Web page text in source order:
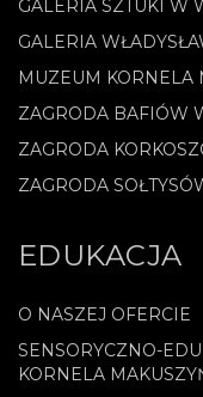
GALERIA SZTUKI W
GALERIA
MUZEUM KORNELA
ZAGRODA BAFIÓW
ZAGRODA
ZAGRODA
EDUKACJA
O NASZEJ OFERCIE
SENSORYCZNO-
KORNELA